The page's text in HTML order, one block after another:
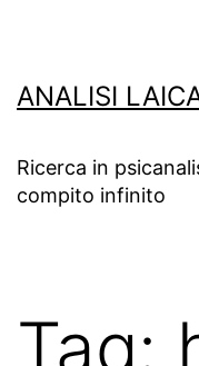
contenuto
ANALISI
Ricerca in
compito infinito
Tag: